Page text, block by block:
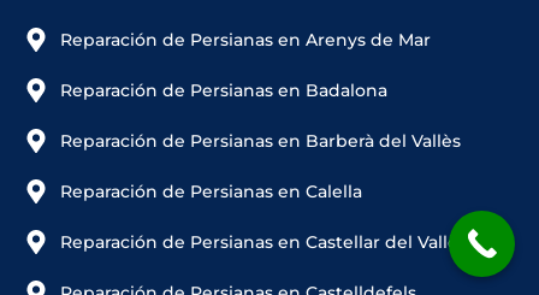
Reparación de Persianas en Arenys de Mar
Reparación de Persianas en Badalona
Reparación de Persianas en Barberà del Vallès
Reparación de Persianas en Calella
Reparación de Persianas en Castellar del Vallès